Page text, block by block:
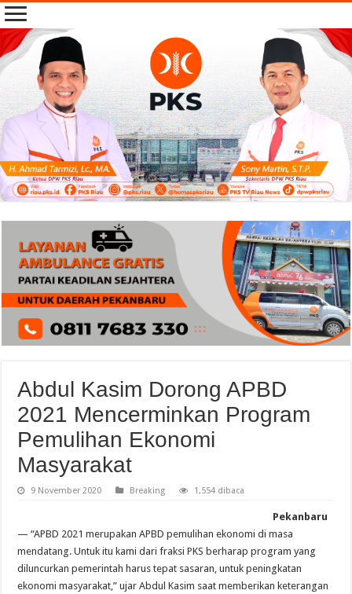
Abdul Kasim Dorong APBD
2021 Mencerminkan Program
Pemulihan Ekonomi
Masyarakat
9 November 2020 Breaking 1,554 dibaca
Pekanbaru
— “APBD 2021 merupakan APBD pemulihan ekonomi di masa
mendatang. Untuk itu kami dari fraksi PKS berharap program yang
diluncurkan pemerintah harus tepat sasaran, untuk peningkatan
ekonomi masyarakat,” ujar Abdul Kasim saat memberikan keterangan